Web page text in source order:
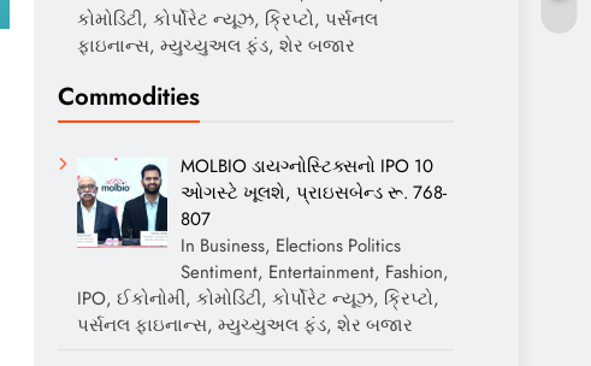
કોમોડિટી, કોર્પોરેટ ન્યૂઝ, ક્રિપ્ટો, પર્સનલ
ફાઇનાન્સ, મ્યુચ્યુઅલ ફંડ, શેર બજાર
Commodities
MOLBIO ડાયગ્નોસ્ટિક્સનો IPO 10
ઓગસ્ટે ખૂલશે, પ્રાઇસબેન્ડ રૂ. 768-
807
In Business, Elections Politics
Sentiment, Entertainment, Fashion,
IPO, ઈકોનોમી, કોમોડિટી, કોર્પોરેટ ન્યૂઝ, ક્રિપ્ટો,
પર્સનલ ફાઇનાન્સ, મ્યુચ્યુઅલ ફંડ, શેર બજાર